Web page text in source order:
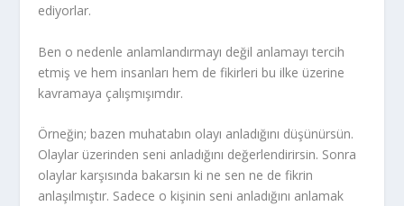
ediyorlar.
Ben o nedenle anlamlandırmayı değil anlamayı tercih
etmiş ve hem insanları hem de fikirleri bu ilke üzerine
kavramaya çalışmışımdır.
Örneğin; bazen muhatabın olayı anladığını düşünürsün.
Olaylar üzerinden seni anladığını değerlendirirsin. Sonra
olaylar karşısında bakarsın ki ne sen ne de fikrin
anlaşılmıştır. Sadece o kişinin seni anladığını anlamak